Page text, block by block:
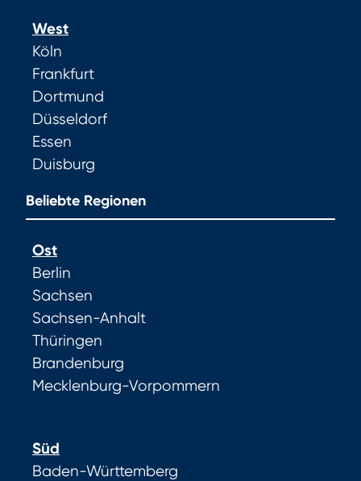
West
Köln
Frankfurt
Dortmund
Düsseldorf
Essen
Duisburg
Beliebte Regionen
Ost
Berlin
Sachsen
Sachsen-Anhalt
Thüringen
Brandenburg
Mecklenburg-Vorpommern
Süd
Baden-Württemberg